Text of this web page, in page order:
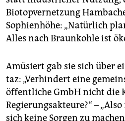
Biotopvernetzung
Sophienhöhe: „Natürlich
Alles nach Braunkohle ist
Amüsiert gab sie sich über
taz: „Verhindert eine
öffentliche GmbH nicht die
Regierungsakteure?“ –
sich keine Sorgen zu